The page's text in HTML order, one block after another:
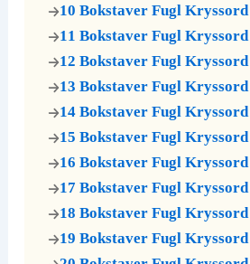
10 Bokstaver Fugl Kryssord
11 Bokstaver Fugl Kryssord
12 Bokstaver Fugl Kryssord
13 Bokstaver Fugl Kryssord
14 Bokstaver Fugl Kryssord
15 Bokstaver Fugl Kryssord
16 Bokstaver Fugl Kryssord
17 Bokstaver Fugl Kryssord
18 Bokstaver Fugl Kryssord
19 Bokstaver Fugl Kryssord